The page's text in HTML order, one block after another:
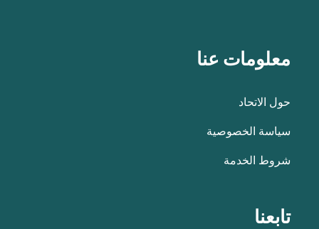
معلومات عنا
حول الاتحاد
سياسة الخصوصية
شروط الخدمة
تابعنا